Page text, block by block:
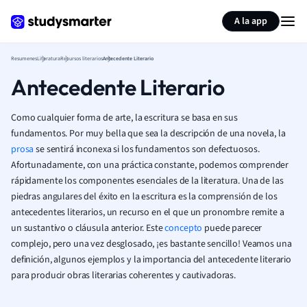
A la app
ResumenesLiteraturaRecursos literariosAntecedente Literario
Antecedente Literario
Como cualquier forma de arte, la escritura se basa en sus
fundamentos. Por muy bella que sea la descripción de una novela, la
prosa se sentirá inconexa si los fundamentos son defectuosos.
Afortunadamente, con una práctica constante, podemos comprender
rápidamente los componentes esenciales de la literatura. Una de las
piedras angulares del éxito en la escritura es la comprensión de los
antecedentes literarios, un recurso en el que un pronombre remite a
un sustantivo o cláusula anterior. Esteconcepto puede parecer
complejo, pero una vez desglosado, ¡es bastante sencillo! Veamos una
definición, algunos ejemplos y la importancia del antecedente literario
para producir obras literarias coherentes y cautivadoras.
Resumir página